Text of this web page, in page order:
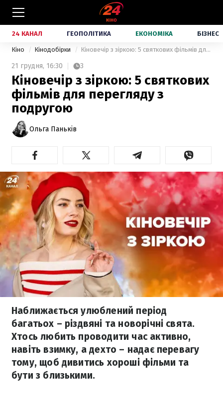
24 КАНАЛ ГЕОПОЛІТИКА ЕКОНОМІКА БІЗНЕС
Кіно Кінодобірки Кіновечір з зіркою: 5 святкових фільмів для перегляду з подругою
21 грудня, 16:30 3
Кіновечір з зіркою: 5 святкових
фільмів для перегляду з
подругою
Ольга Паньків
Наближається улюблений період
багатьох – різдвяні та новорічні свята.
Хтось любить проводити час активно,
навіть взимку, а дехто – надає перевагу
тому, щоб дивитись хороші фільми та
бути з близькими.